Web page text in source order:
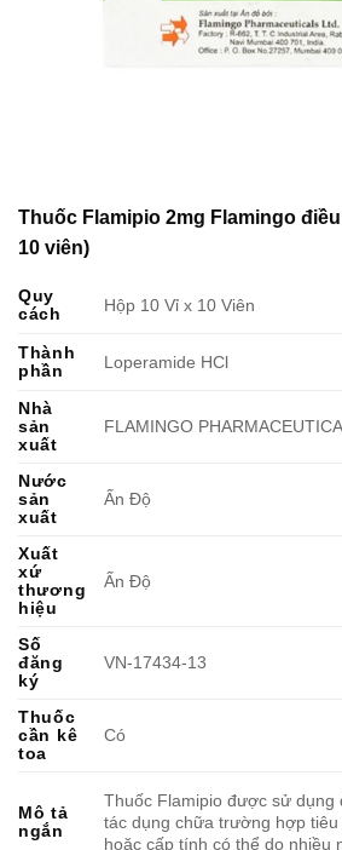
Thuốc Flamipio 2mg Flamingo
10 viên)
Quy
cách
Hộp 10 Vỉ x 10 Viên
Thành
phần
Loperamide HCl
Nhà
sản
xuất
FLAMINGO
Nước
sản
xuất
Ấn Độ
Xuất
xứ
thương
hiệu
Ấn Độ
Số
đăng
ký
VN-17434-13
Thuốc
cần kê
toa
Có
Mô tả
ngắn
Thuốc Flamipio được sử dụng
tác dụng chữa trường hợp
hoặc cấp tính có thể do nhiều